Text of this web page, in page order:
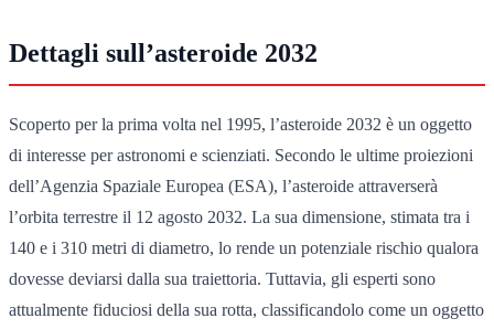
Dettagli sull’asteroide 2032
Scoperto per la prima volta nel 1995, l’asteroide 2032 è un oggetto
di interesse per astronomi e scienziati. Secondo le ultime proiezioni
dell’Agenzia Spaziale Europea (ESA), l’asteroide attraverserà
l’orbita terrestre il 12 agosto 2032. La sua dimensione, stimata tra i
140 e i 310 metri di diametro, lo rende un potenziale rischio qualora
dovesse deviarsi dalla sua traiettoria. Tuttavia, gli esperti sono
attualmente fiduciosi della sua rotta, classificandolo come un oggetto